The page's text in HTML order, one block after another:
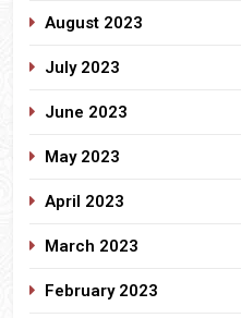
August 2023
July 2023
June 2023
May 2023
April 2023
March 2023
February 2023